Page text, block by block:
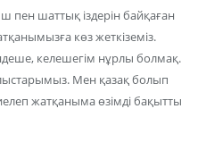
пен шаттық іздерін байқаған
көз жеткіземіз.
келешегім нұрлы болмақ.
Мен қазақ болып
жатқаныма өзімді бақытты